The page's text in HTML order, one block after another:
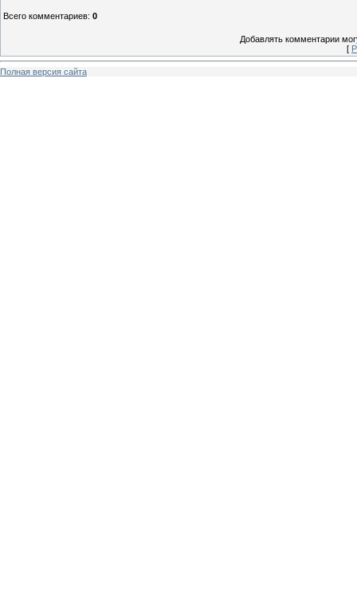
Всего комментариев: 0
Добавлять комментарии
[
Полная версия сайта